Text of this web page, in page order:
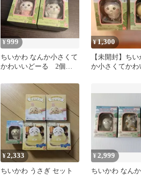
¥999
ちいかわ なんか小さくて
かわいいどーる 2個セ
¥1,300
【未開封】ち
か小さくてかわ
¥2,333
ちいかわ うさぎ セット
¥ 2,999
ちいかわ なん